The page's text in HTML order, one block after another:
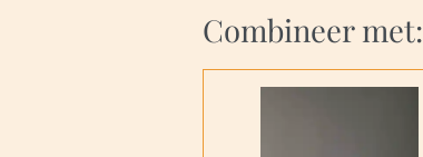
Combineer met: